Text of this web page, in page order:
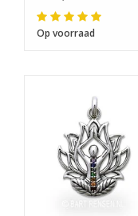
Op voorraad